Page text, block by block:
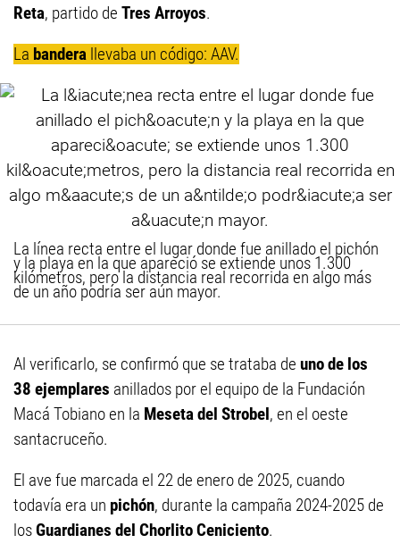
Reta, partido de Tres Arroyos.
La bandera llevaba un código: AAV.
La línea recta entre el lugar donde fue anillado el pichón
y la playa en la que apareció se extiende unos 1.300
kilómetros, pero la distancia real recorrida en algo más
de un año podría ser aún mayor.
Al verificarlo, se confirmó que se trataba de uno de los
38 ejemplares anillados por el equipo de la Fundación
Macá Tobiano en la Meseta del Strobel, en el oeste
santacruceño.
El ave fue marcada el 22 de enero de 2025, cuando
todavía era un pichón, durante la campaña 2024-2025 de
losGuardianes del Chorlito Ceniciento.